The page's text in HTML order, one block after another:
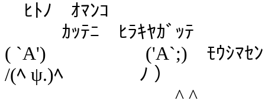
ﾋﾄﾉ ｵﾏﾝｺ
ｶｯﾃﾆ ﾋﾗｷﾔｶﾞｯﾃ
( `A') ('A`;) ﾓｳｼﾏｾﾝ
/(ﾍ ψ.)ﾍ ﾉ ）
^ ^